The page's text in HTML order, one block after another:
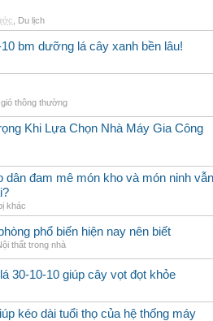
Du lịch
bm dưỡng lá cây xanh bền lâu!
thông thường
Khi Lựa Chọn Nhà Máy Gia Công
dân đam mê món kho và món ninh vẫn
khác
phổ biến hiện nay nên biết
thất trong nhà
30-10-10 giúp cây vọt đọt khỏe
kéo dài tuổi thọ của hệ thống máy